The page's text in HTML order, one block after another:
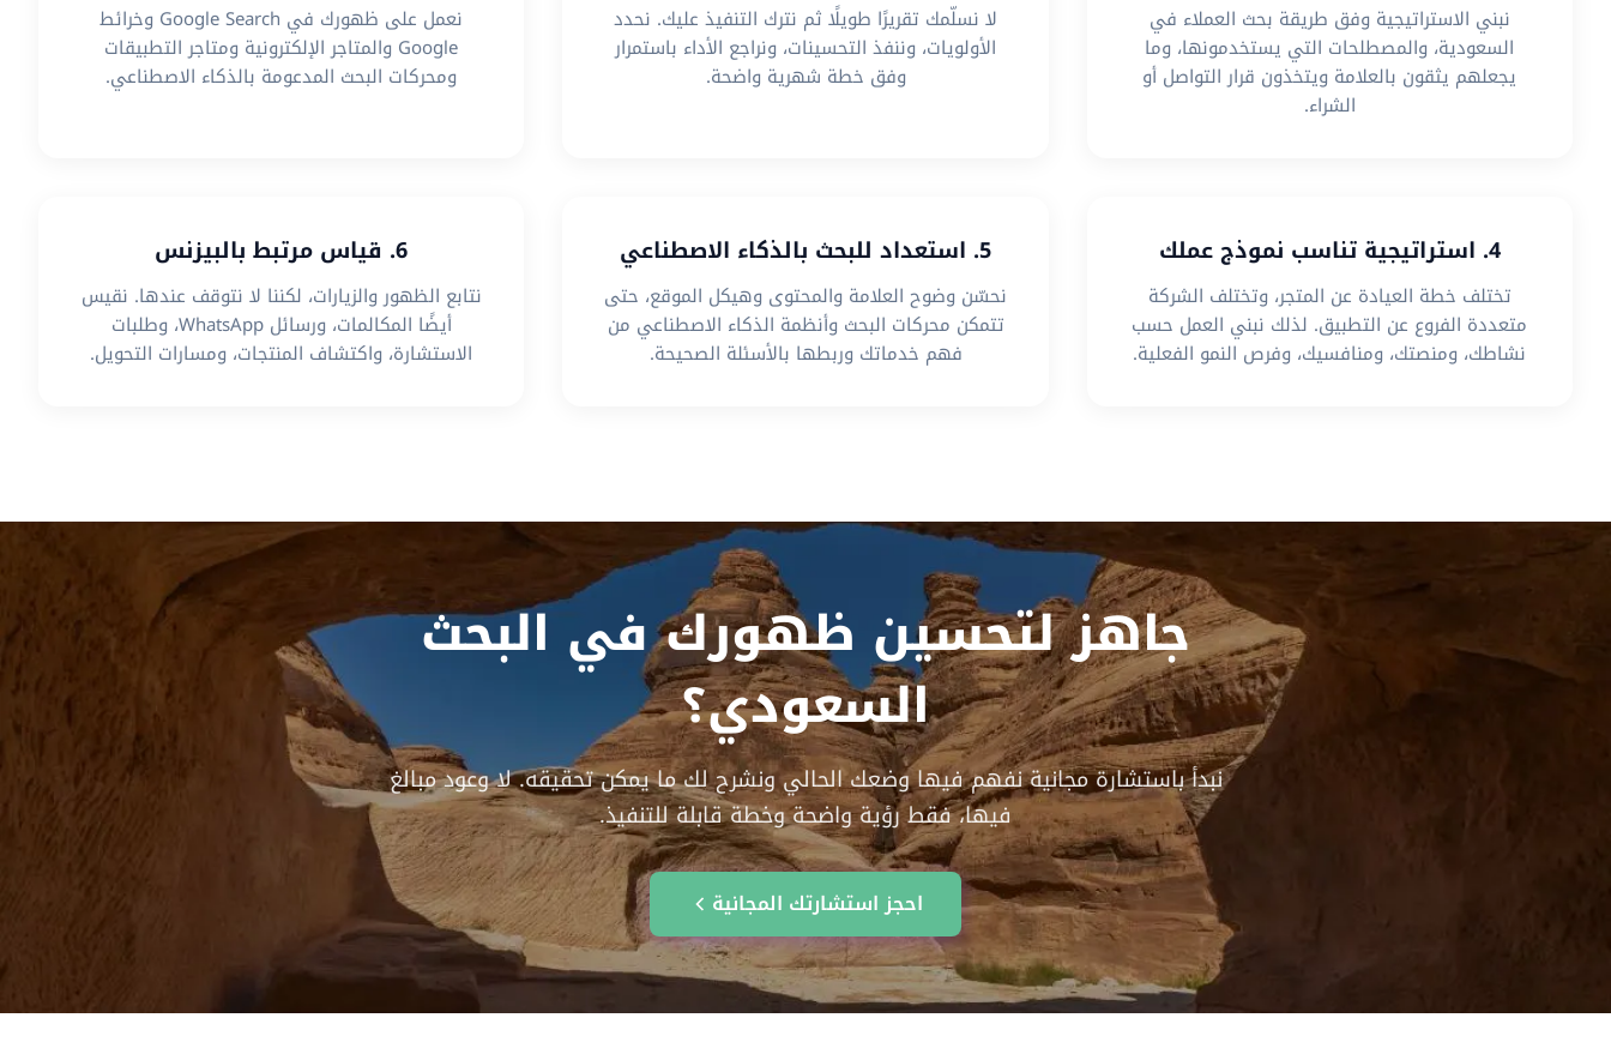
نبني الاستراتيجية وفق طريقة بحث العملاء في
السعودية، والمصطلحات التي يستخدمونها، وما
يجعلهم يثقون بالعلامة ويتخذون قرار التواصل أو
الشراء.
لا نسلّمك تقريرًا طويلًا ثم نترك التنفيذ عليك. نحدد
الأولويات، وننفذ التحسينات، ونراجع الأداء باستمرار
وفق خطة شهرية واضحة.
نعمل على ظهورك في Google Search وخرائط
Google والمتاجر الإلكترونية ومتاجر التطبيقات
ومحركات البحث المدعومة بالذكاء الاصطناعي.
4. استراتيجية تناسب نموذج عملك
تختلف خطة العيادة عن المتجر، وتختلف الشركة
متعددة الفروع عن التطبيق. لذلك نبني العمل حسب
نشاطك، ومنصتك، ومنافسيك، وفرص النمو الفعلية.
5. استعداد للبحث بالذكاء الاصطناعي
نحسّن وضوح العلامة والمحتوى وهيكل الموقع، حتى
تتمكن محركات البحث وأنظمة الذكاء الاصطناعي من
فهم خدماتك وربطها بالأسئلة الصحيحة.
6. قياس مرتبط بالبيزنس
نتابع الظهور والزيارات، لكننا لا نتوقف عندها. نقيس
أيضًا المكالمات، ورسائل WhatsApp، وطلبات
الاستشارة، واكتشاف المنتجات، ومسارات التحويل.
جاهز لتحسين ظهورك في البحث
السعودي؟
نبدأ باستشارة مجانية نفهم فيها وضعك الحالي ونشرح لك ما يمكن تحقيقه. لا وعود مبالغ
فيها، فقط رؤية واضحة وخطة قابلة للتنفيذ.
احجز استشارتك المجانية